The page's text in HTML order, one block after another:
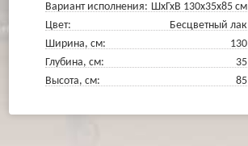
Вариант исполнения: ШхГхВ 130х35х85 см
Цвет:
Бесцветный лак
Ширина, см:
130
Глубина, см:
35
Высота, см:
85